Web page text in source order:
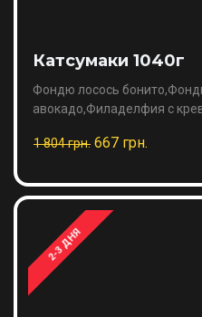
Катсумаки 1040г
Фондю лосось
авокадо,Филаделфия с
1 804 грн. 667 грн.
2-3 ДНЯ